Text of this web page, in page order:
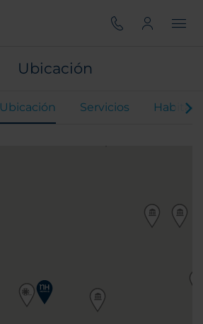
Ubicación
Ubicación Servicios